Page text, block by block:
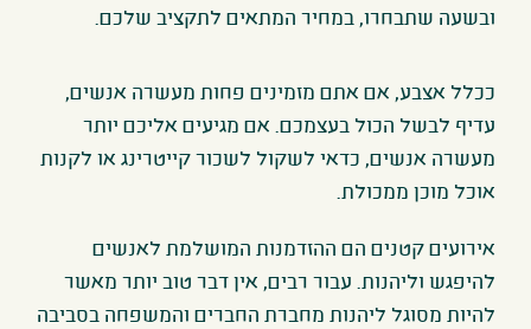
ובשעה שתבחרו, במחיר המתאים לתקציב שלכם.
ככלל אצבע, אם אתם מזמינים פחות מעשרה אנשים,
עדיף לבשל הכול בעצמכם. אם מגיעים אליכם יותר
מעשרה אנשים, כדאי לשקול לשכור קייטרינג או לקנות
אוכל מוכן ממכולת.
אירועים קטנים הם ההזדמנות המושלמת לאנשים
להיפגש וליהנות. עבור רבים, אין דבר טוב יותר מאשר
להיות מסוגל ליהנות מחברת החברים והמשפחה בסביבה